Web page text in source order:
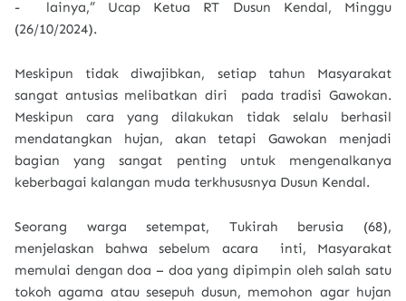
- lainya,” Ucap Ketua RT Dusun Kendal, Minggu
(26/10/2024).
Meskipun tidak diwajibkan, setiap tahun Masyarakat
sangat antusias melibatkan diri pada tradisi Gawokan.
Meskipun cara yang dilakukan tidak selalu berhasil
mendatangkan hujan, akan tetapi Gawokan menjadi
bagian yang sangat penting untuk mengenalkanya
keberbagai kalangan muda terkhususnya Dusun Kendal.
Seorang warga setempat, Tukirah berusia (68),
menjelaskan bahwa sebelum acara inti, Masyarakat
memulai dengan doa – doa yang dipimpin oleh salah satu
tokoh agama atau sesepuh dusun, memohon agar hujan